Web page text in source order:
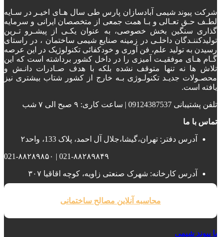
شرکت پیوند شیمی آبادسازان پارس طی سال هـای اخیـر در سـایه
لطـف حـق تعـالی و بـا همت جمعی از متخصصان ایرانی و سرمایه
گذاری سنگین بخش خصوصی، به عنوان یکـی از پیشـرو تـرین
تولیدکننـدگان داخلـی در زمینه صنایع شیمی ساختمان ، در راستای
رسیدن به تولید علم، فن آوری و خودکفائی تکنولوژیک در این عرصه
گـام هـای موفقیـت آمیزی را در داخل کشور برداشته است که این
تلاش ها نه تنها متوقف نشده بلکه با هدف صـادرات دانـش و
محصـولات جدیـد تکنولـوژی بـه خارج از کشور شتاب بیشتری نیز
یافته است.
تلفن پشتیبانی 09124387537 | ساعت کاری: ۹ صبح الی ۷ شب
تماس با ما
آدرس دفتر: تهران،گیشا،جلال آل احمد، پلاک 133، واحد۲
021-۸۸۲۸۹۸۴۹ | 021-۸۸۲۸۹۸۵۰
آدرس کارخانه: شهرک صنعتی زاویه، کوچه اقاقیا ۳۰۷
محاسبه آنلاین مصالح ساختمانی
با پیوند شیمی